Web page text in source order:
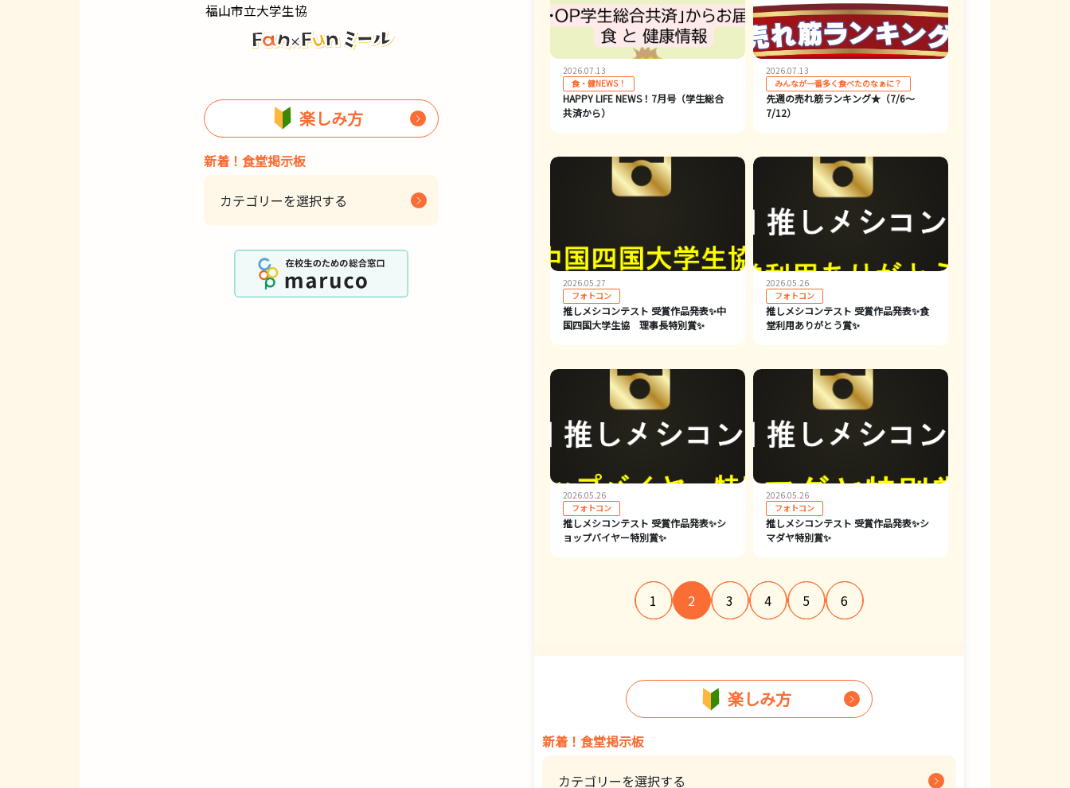
福山市立大学生協
楽しみ方
新着！食堂掲示板
カテゴリーを選択する
2026.07.13
食・健NEWS！
HAPPY LIFE NEWS！7月号（学生総合
共済から）
2026.07.13
みんなが一番多く食べたのなぁに？
先週の売れ筋ランキング★（7/6～
7/12）
2026.05.27
フォトコン
推しメシコンテスト 受賞作品発表✨中
国四国大学生協 理事長特別賞✨
2026.05.26
フォトコン
推しメシコンテスト 受賞作品発表✨食
堂利用ありがとう賞✨
2026.05.26
フォトコン
推しメシコンテスト 受賞作品発表✨シ
ョップバイヤー特別賞✨
2026.05.26
フォトコン
推しメシコンテスト 受賞作品発表✨シ
マダヤ特別賞✨
1 2 3 4 5 6
楽しみ方
新着！食堂掲示板
カテゴリーを選択する